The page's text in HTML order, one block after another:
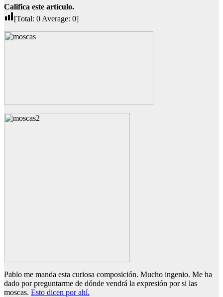
Califica este artículo.
[Total: 0 Average: 0]
Pablo me manda esta curiosa composición. Mucho ingenio. Me ha
dado por preguntarme de dónde vendrá la expresión por si las
moscas. Esto dicen por ahí.